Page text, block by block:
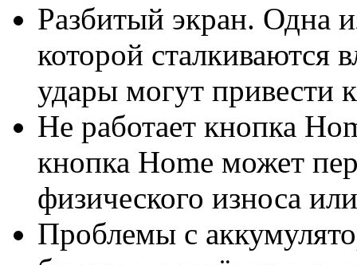
Разбитый экран. Одна
которой сталкиваются
удары могут привести
Не работает кнопка
кнопка Home может
физического износа
Проблемы с